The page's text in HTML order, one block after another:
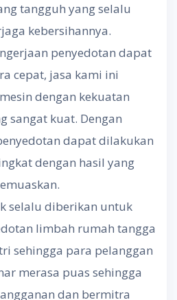
tangguh yang selalu
kebersihannya.
penyedotan dapat
cepat, jasa kami ini
dengan kekuatan
sangat kuat. Dengan
dapat dilakukan
dengan hasil yang
selalu diberikan untuk
limbah rumah tangga
sehingga para pelanggan
merasa puas sehingga
dan bermitra